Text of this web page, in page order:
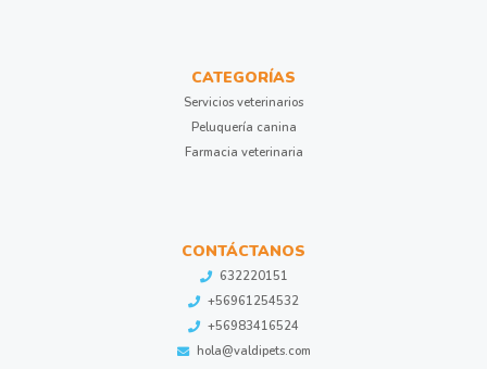
CATEGORÍAS
Servicios veterinarios
Peluquería canina
Farmacia veterinaria
CONTÁCTANOS
632220151
+56961254532
+56983416524
hola@valdipets.com